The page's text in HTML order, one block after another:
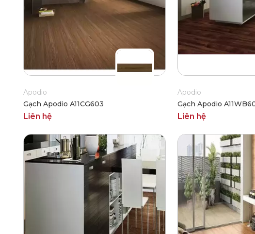
Apodio
Gạch Apodio A11CG603
Liên hệ
Apodio
Gạch Apodio
Liên hệ